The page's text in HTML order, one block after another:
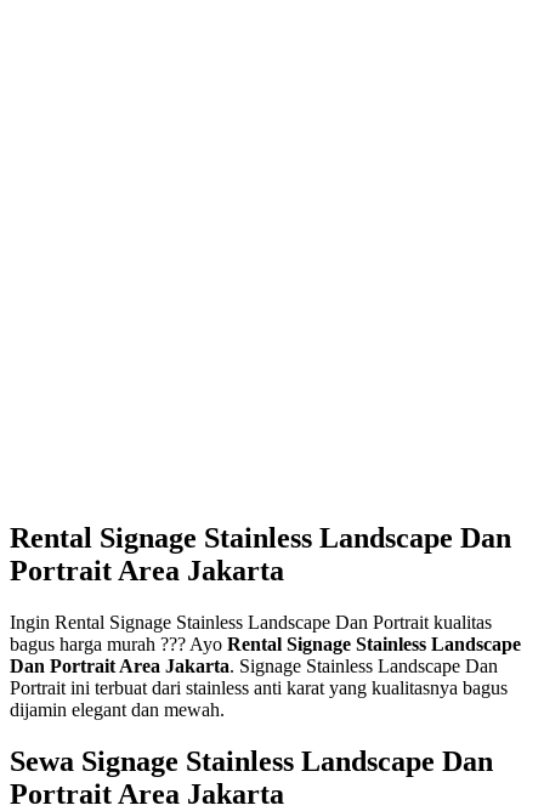
Rental Signage Stainless Landscape Dan
Portrait Area Jakarta
Ingin Rental Signage Stainless Landscape Dan Portrait kualitas
bagus harga murah ??? Ayo Rental Signage Stainless Landscape
Dan Portrait Area Jakarta. Signage Stainless Landscape Dan
Portrait ini terbuat dari stainless anti karat yang kualitasnya bagus
dijamin elegant dan mewah.
Sewa Signage Stainless Landscape Dan
Portrait Area Jakarta